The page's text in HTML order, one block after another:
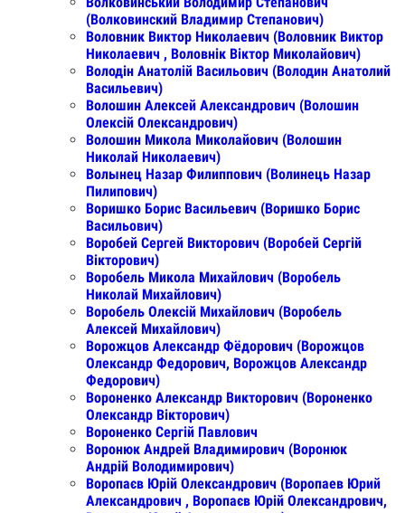
(Волковинский Владимир Степанович)
Воловник Виктор Николаевич (Воловник Виктор
Николаевич , Воловнік Віктор Миколайович)
Володін Анатолій Васильович (Володин Анатолий
Васильевич)
Волошин Алексей Александрович (Волошин
Олексій Олександрович)
Волошин Микола Миколайович (Волошин
Николай Николаевич)
Волынец Назар Филиппович (Волинець Назар
Пилипович)
Воришко Борис Васильевич (Воришко Борис
Васильович)
Воробей Сергей Викторович (Воробей Сергій
Вікторович)
Воробель Микола Михайлович (Воробель
Николай Михайлович)
Воробель Олексій Михайлович (Воробель
Алексей Михайлович)
Ворожцов Александр Фёдорович (Ворожцов
Олександр Федорович, Ворожцов Александр
Федорович)
Вороненко Александр Викторович (Вороненко
Олександр Вікторович)
Вороненко Сергій Павлович
Воронюк Андрей Владимирович (Воронюк
Андрій Володимирович)
Воропаєв Юрій Олександрович (Воропаев Юрий
Александрович , Воропаєв Юрій Олександрович,